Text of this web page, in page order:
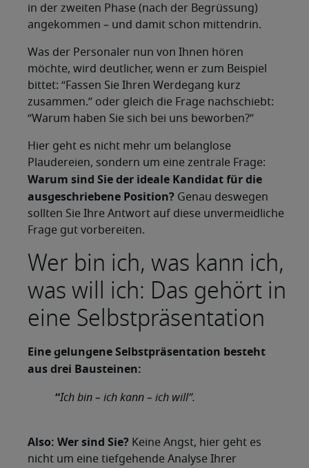
in der zweiten Phase (nach der Begrüssung)
angekommen – und damit schon mittendrin.
Was der Personaler nun von Ihnen hören
möchte, wird deutlicher, wenn er zum Beispiel
bittet: “Fassen Sie Ihren Werdegang kurz
zusammen.” oder gleich die Frage nachschiebt:
“Warum haben Sie sich bei uns beworben?”
Hier geht es nicht mehr um belanglose
Plaudereien, sondern um eine zentrale Frage:
Warum sind Sie der ideale Kandidat für die
ausgeschriebene Position? Genau deswegen
sollten Sie Ihre Antwort auf diese unvermeidliche
Frage gut vorbereiten.
Wer bin ich, was kann ich,
was will ich: Das gehört in
eine Selbstpräsentation
Eine gelungene Selbstpräsentation besteht
aus drei Bausteinen:
“Ich bin – ich kann – ich will”.
Also: Wer sind Sie? Keine Angst, hier geht es
nicht um eine tiefgehende Analyse Ihrer